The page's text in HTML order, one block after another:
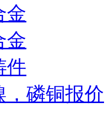
金
金
件
，磷铜报价